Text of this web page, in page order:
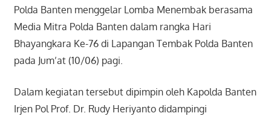
Polda Banten menggelar Lomba Menembak berasama
Media Mitra Polda Banten dalam rangka Hari
Bhayangkara Ke-76 di Lapangan Tembak Polda Banten
pada Jum’at (10/06) pagi.
Dalam kegiatan tersebut dipimpin oleh Kapolda Banten
Irjen Pol Prof. Dr. Rudy Heriyanto didampingi